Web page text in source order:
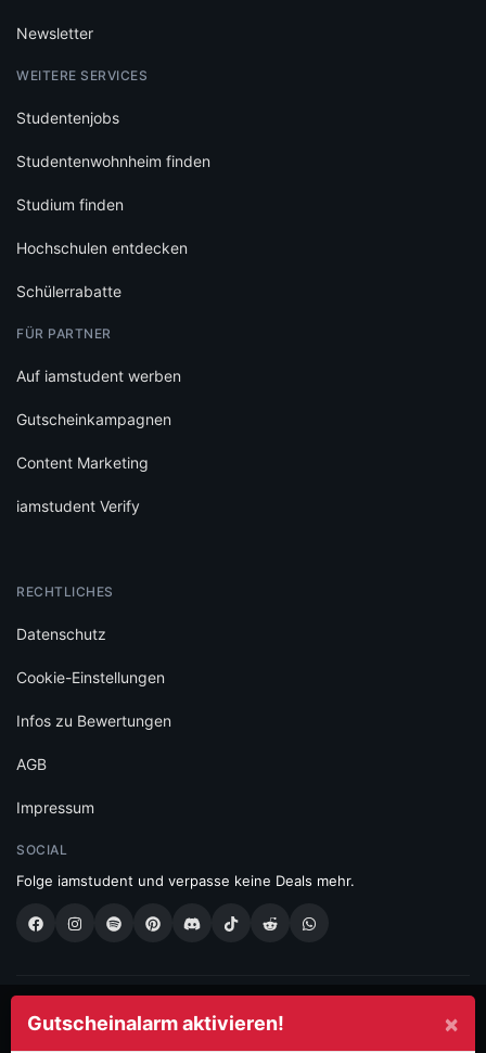
×
Gutscheinalarm aktivieren!
Newsletter
WEITERE SERVICES
Studentenjobs
Studentenwohnheim finden
Studium finden
Hochschulen entdecken
Schülerrabatte
FÜR PARTNER
Auf iamstudent werben
Gutscheinkampagnen
Content Marketing
iamstudent Verify
RECHTLICHES
Datenschutz
Cookie-Einstellungen
Infos zu Bewertungen
AGB
Impressum
SOCIAL
Folge iamstudent und verpasse keine Deals mehr.
© 2026 High Five GmbH. Einfach mehr vom Studium.